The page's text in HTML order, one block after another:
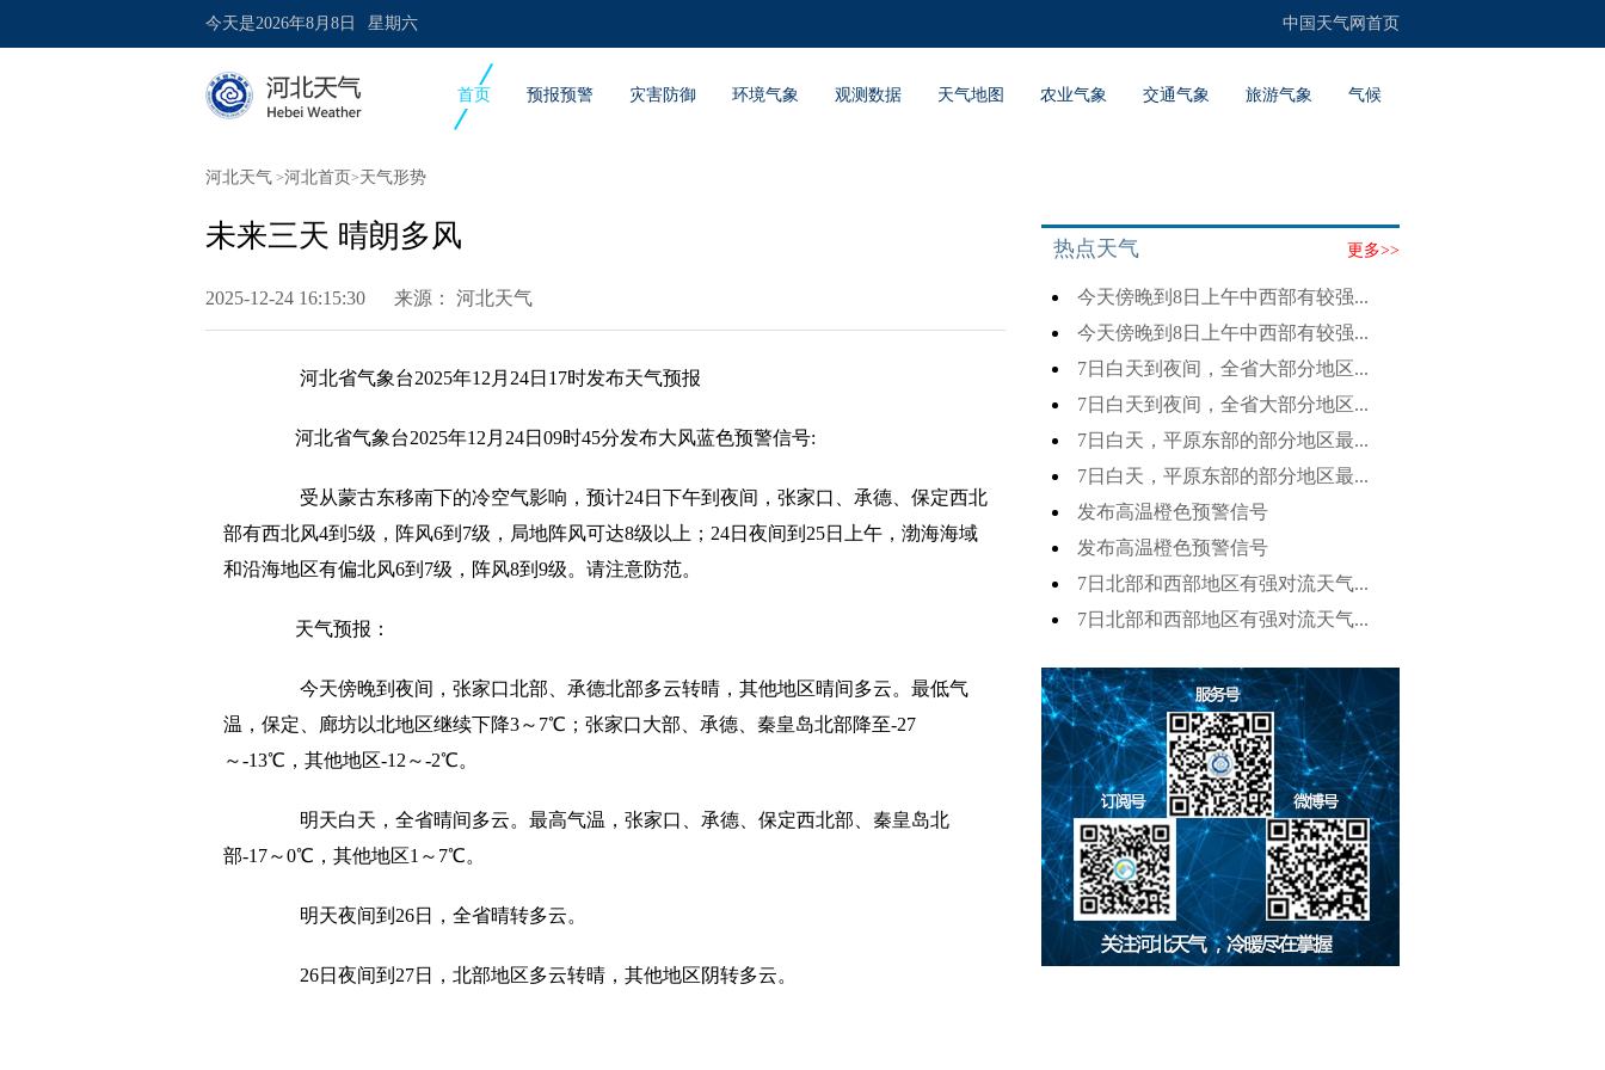
今天是2026年8月8日 星期六 中国天气网首页
首页 预报预警 灾害防御 环境气象 观测数据 天气地图 农业气象 交通气象 旅游气象 气候
河北天气 >河北首页 >天气形势
未来三天 晴朗多风
2025-12-24 16:15:30 来源： 河北天气
河北省气象台2025年12月24日17时发布天气预报
河北省气象台2025年12月24日09时45分发布大风蓝色预警信号:
受从蒙古东移南下的冷空气影响，预计24日下午到夜间，张家口、承德、保定西北
部有西北风4到5级，阵风6到7级，局地阵风可达8级以上；24日夜间到25日上午，渤海海域
和沿海地区有偏北风6到7级，阵风8到9级。请注意防范。
天气预报：
今天傍晚到夜间，张家口北部、承德北部多云转晴，其他地区晴间多云。最低气
温，保定、廊坊以北地区继续下降3～7℃；张家口大部、承德、秦皇岛北部降至-27
～-13℃，其他地区-12～-2℃。
明天白天，全省晴间多云。最高气温，张家口、承德、保定西北部、秦皇岛北
部-17～0℃，其他地区1～7℃。
明天夜间到26日，全省晴转多云。
26日夜间到27日，北部地区多云转晴，其他地区阴转多云。
更多>>
热点天气
今天傍晚到8日上午中西部有较强...
今天傍晚到8日上午中西部有较强...
7日白天到夜间，全省大部分地区...
7日白天到夜间，全省大部分地区...
7日白天，平原东部的部分地区最...
7日白天，平原东部的部分地区最...
发布高温橙色预警信号
发布高温橙色预警信号
7日北部和西部地区有强对流天气...
7日北部和西部地区有强对流天气...